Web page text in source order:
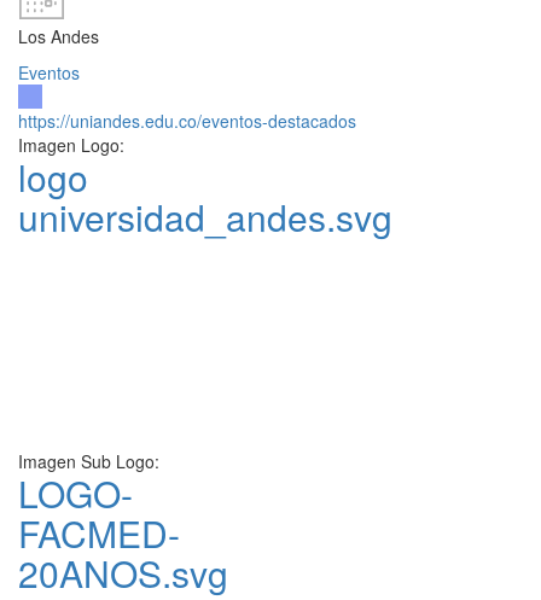
Los Andes
Eventos
https://uniandes.edu.co/eventos-destacados
Imagen Logo:
logo
universidad_andes.svg
Imagen Sub Logo:
LOGO-
FACMED-
20ANOS.svg